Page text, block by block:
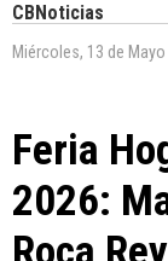
CBNoticias
Miércoles, 13 de
Feria
2026: